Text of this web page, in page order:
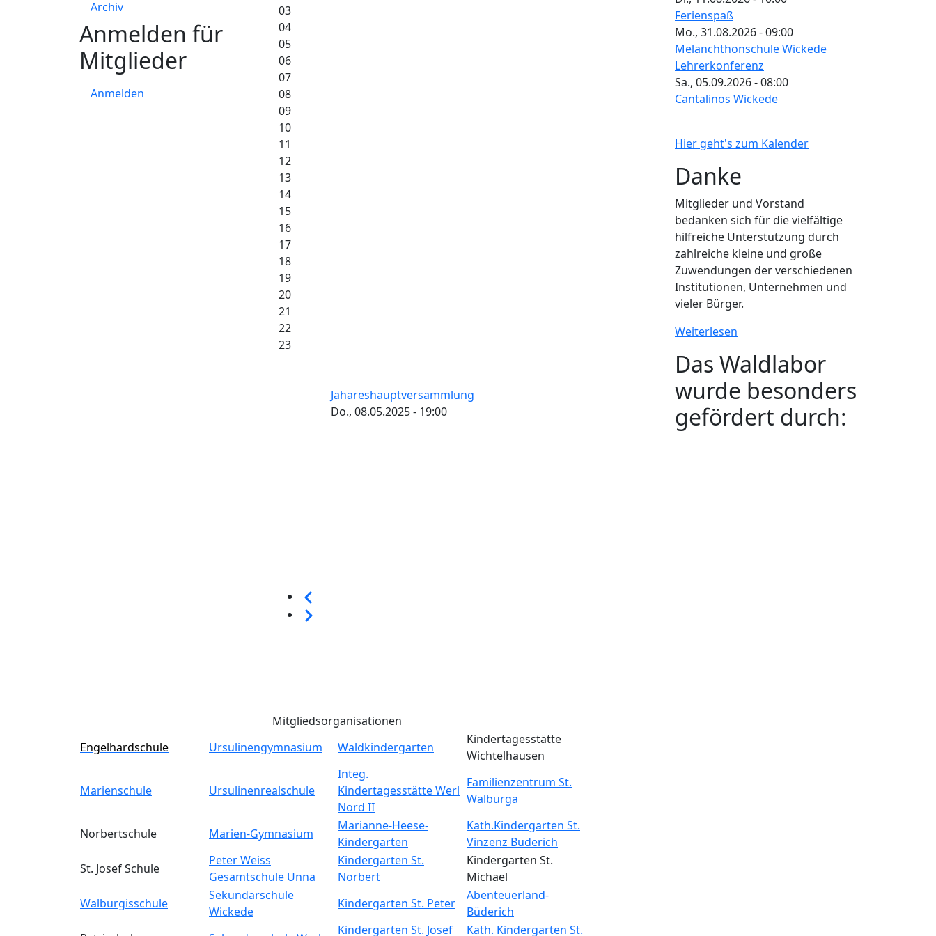
03
04
05
06
07
08
09
10
11
12
13
14
15
16
17
18
19
20
21
22
23
Jahareshauptversammlung
Do., 08.05.2025 - 19:00
Seitennummerierung
Weiter
Archiv
Anmelden für
Mitglieder
Anmelden
Ferienspaß
Mo., 31.08.2026 - 09:00
Melanchthonschule Wickede
Lehrerkonferenz
Sa., 05.09.2026 - 08:00
Cantalinos Wickede
Hier geht's zum Kalender
Danke
Mitglieder und Vorstand
bedanken sich für die vielfältige
hilfreiche Unterstützung durch
zahlreiche kleine und große
Zuwendungen der verschiedenen
Institutionen, Unternehmen und
vieler Bürger.
Weiterlesen
Das Waldlabor
wurde besonders
gefördert durch:
Mitgliedsorganisationen
Engelhardschule
Ursulinengymnasium Waldkindergarten
Kindertagesstätte
Wichtelhausen
Marienschule Ursulinenrealschule
Integ.
Kindertagesstätte Werl
Nord II
Familienzentrum St.
Walburga
Norbertschule Marien-Gymnasium
Marianne-Heese-
Kindergarten
Kath.Kindergarten St.
Vinzenz Büderich
St. Josef Schule
Peter Weiss
Gesamtschule Unna
Kindergarten St.
Norbert
Kindergarten St.
Michael
Walburgisschule
Sekundarschule
Wickede
Kindergarten St. Peter
Abenteuerland-
Büderich
Kindergarten St. Josef Kath. Kindergarten St.